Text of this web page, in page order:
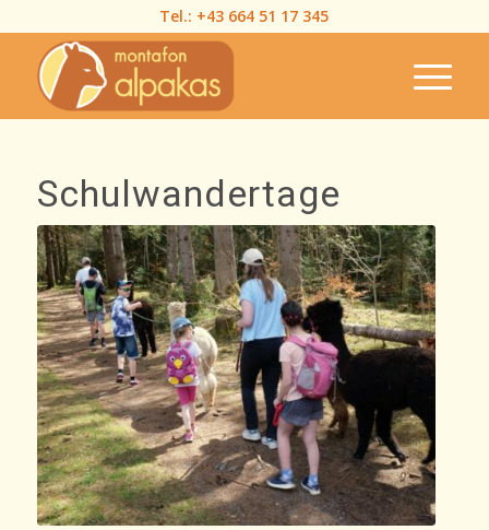
Tel.: +43 664 51 17 345
Schulwandertage